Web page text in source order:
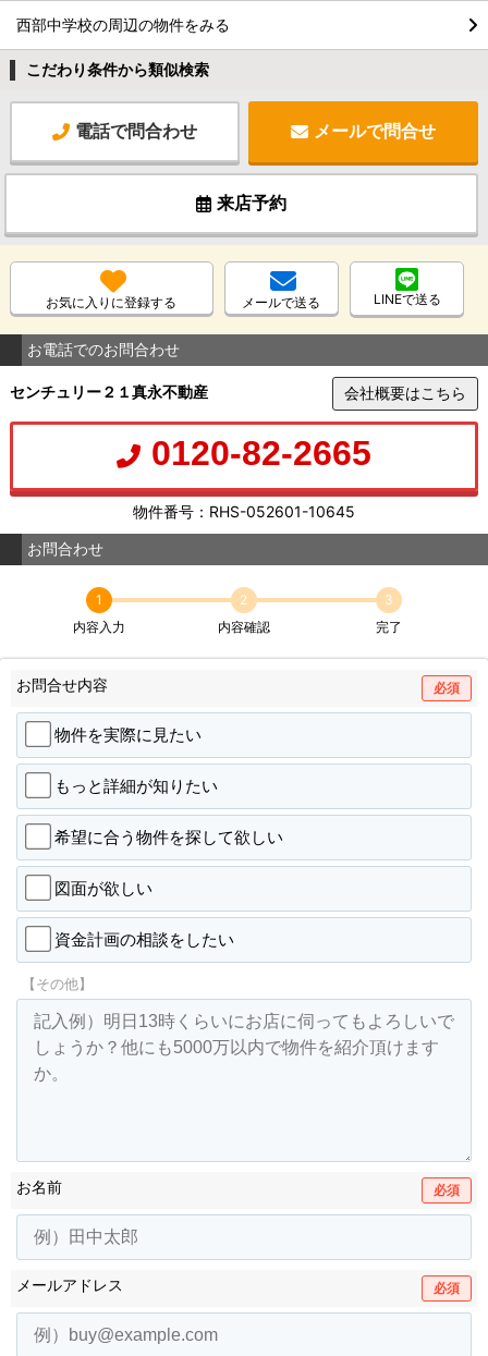
西部中学校の周辺の物件をみる
こだわり条件から類似検索
電話で問合わせ メールで問合せ
来店予約
お気に入りに登録する メールで送る LINEで送る
お電話でのお問合わせ
センチュリー２１真永不動産 会社概要はこちら
0120-82-2665
物件番号：RHS-052601-10645
お問合わせ
1
内容入力
2
内容確認
3
完了
お問合せ内容 必須
物件を実際に見たい
もっと詳細が知りたい
希望に合う物件を探して欲しい
図面が欲しい
資金計画の相談をしたい
【その他】
お名前 必須
メールアドレス 必須